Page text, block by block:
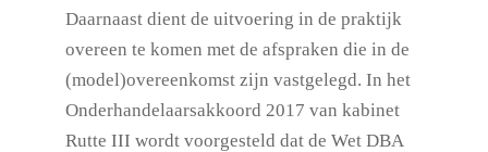
Daarnaast dient de uitvoering in de praktijk
overeen te komen met de afspraken die in de
(model)overeenkomst zijn vastgelegd. In het
Onderhandelaarsakkoord 2017 van kabinet
Rutte III wordt voorgesteld dat de Wet DBA